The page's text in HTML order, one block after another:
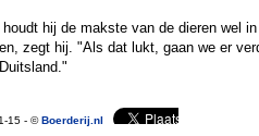
houdt hij de makste van de dieren wel
zegt hij. "Als dat lukt, gaan we er
15 - ©Boerderij.nl